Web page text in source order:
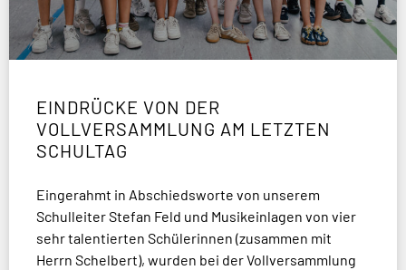
EINDRÜCKE VON DER
VOLLVERSAMMLUNG AM LETZTEN
SCHULTAG
Eingerahmt in Abschiedsworte von unserem
Schulleiter Stefan Feld und Musikeinlagen von vier
sehr talentierten Schülerinnen (zusammen mit
Herrn Schelbert), wurden bei der Vollversammlung